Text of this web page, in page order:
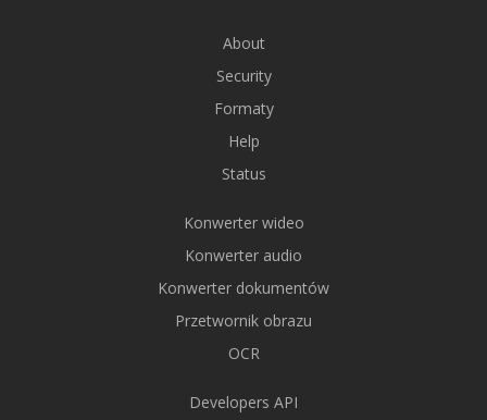
About
Security
Formaty
Help
Status
Konwerter wideo
Konwerter audio
Konwerter dokumentów
Przetwornik obrazu
OCR
Developers API